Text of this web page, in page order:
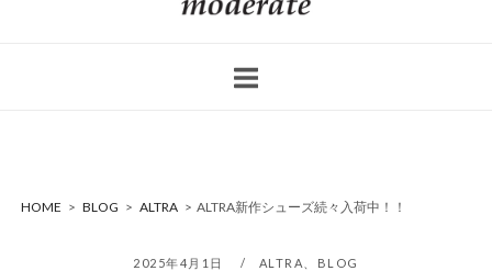
ー
HOME > BLOG > ALTRA > ALTRA新作シューズ続々入荷中！！
2025年4月1日 ALTRA BLOG